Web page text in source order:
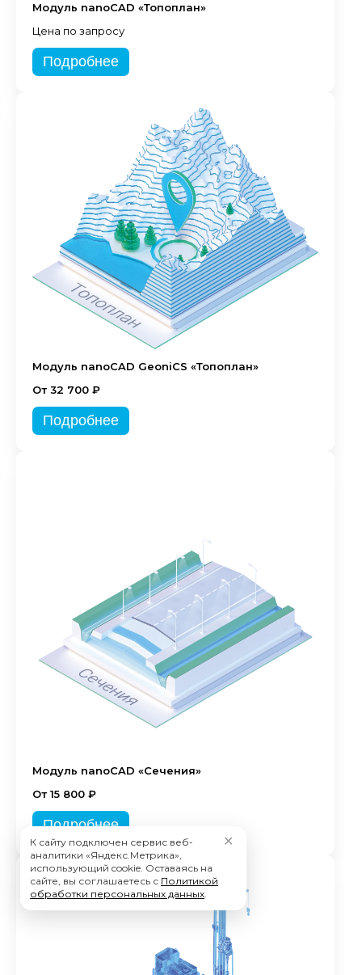
Модуль nanoCAD «Топоплан»
Цена по запросу
Подробнее
Модуль nanoCAD GeoniCS «Топоплан»
От 32 700 ₽
Подробнее
Модуль nanoCAD «Сечения»
От 15 800 ₽
Подробнее
К сайту подключен сервис веб-
аналитики «Яндекс.Метрика»,
использующий cookie. Оставаясь на
сайте, вы соглашаетесь с Политикой
обработки персональных данных.
✕